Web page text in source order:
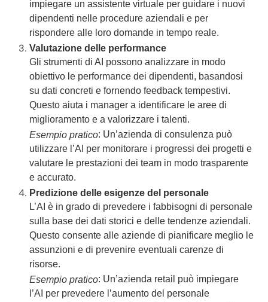
impiegare un assistente virtuale per guidare i nuovi
dipendenti nelle procedure aziendali e per
rispondere alle loro domande in tempo reale.
Valutazione delle performance
Gli strumenti di AI possono analizzare in modo
obiettivo le performance dei dipendenti, basandosi
su dati concreti e fornendo feedback tempestivi.
Questo aiuta i manager a identificare le aree di
miglioramento e a valorizzare i talenti.
Esempio pratico: Un’azienda di consulenza può
utilizzare l’AI per monitorare i progressi dei progetti e
valutare le prestazioni dei team in modo trasparente
e accurato.
Predizione delle esigenze del personale
L’AI è in grado di prevedere i fabbisogni di personale
sulla base dei dati storici e delle tendenze aziendali.
Questo consente alle aziende di pianificare meglio le
assunzioni e di prevenire eventuali carenze di
risorse.
Esempio pratico: Un’azienda retail può impiegare
l’AI per prevedere l’aumento del personale